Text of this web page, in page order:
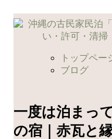
コ
ン
プ
トップペー
ブログ
一度は泊まっ
の宿｜赤瓦と